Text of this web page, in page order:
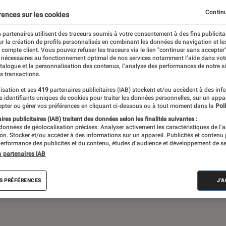
expos… Du suivi de l’actualité aux
et les articles long format,
meilleur de l’actualité culturelle
Album Concert Rap Exposition
sur les cookies
partenaires utilisent des traceurs soumis à votre consentement à des fins
la création de profils personnalisés en combinant les données de navigation et
compte client. Vous pouvez refuser les traceurs via le lien "continuer sans
au fonctionnement optimal de nos services notamment l’aide dans
et la personnalisation des contenus, l’analyse des performances de notre
transactions.
et ses 419 partenaires publicitaires (IAB) stockent et/ou accèdent à des
identifiants uniques de cookies pour traiter les données personnelles, sur un
ou gérer vos préférences en cliquant ci-dessous ou à tout moment dans la
publicitaires (IAB) traitent des données selon les finalités suivantes :
de géolocalisation précises. Analyser activement les caractéristiques de
Stocker et/ou accéder à des informations sur un appareil. Publicités et contenu
des publicités et du contenu, études d’audience et développement de
partenaires IAB
PRÉFÉRENCES